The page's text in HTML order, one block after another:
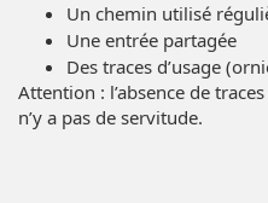
Un chemin utilisé
Une entrée partagée
Des traces d’usage
Attention : l’absence de
n’y a pas de servitude.